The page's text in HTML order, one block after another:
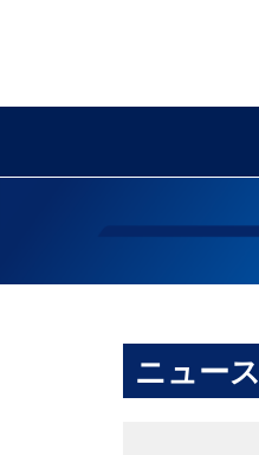
ニュース